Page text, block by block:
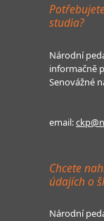
studia?
Národní
informačně
Senovážné
email:
Chcete
údajích o
Národní